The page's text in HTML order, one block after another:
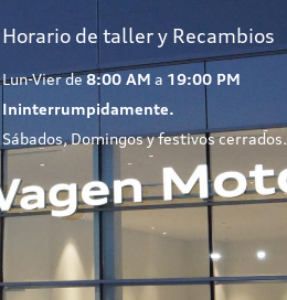
Horario de taller y Recambios
Lun-Vier de8:00 AM a 19:00 PM
Ininterrumpidamente.
Sábados, Domingos y festivos cerrados.